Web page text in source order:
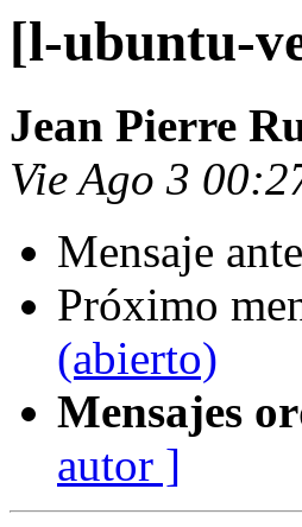
[l-ubuntu-
Jean Pierre
Vie Ago 3
Mensaje
Próximo
(abierto)
Mensajes
autor ]